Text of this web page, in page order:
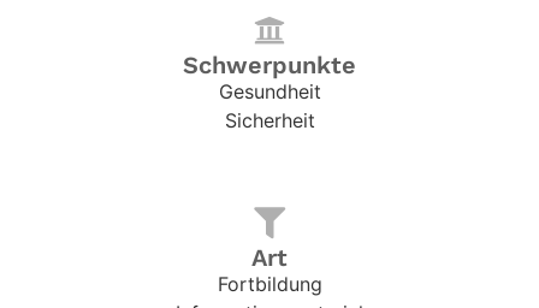
Schwerpunkte
Gesundheit
Sicherheit
Art
Fortbildung